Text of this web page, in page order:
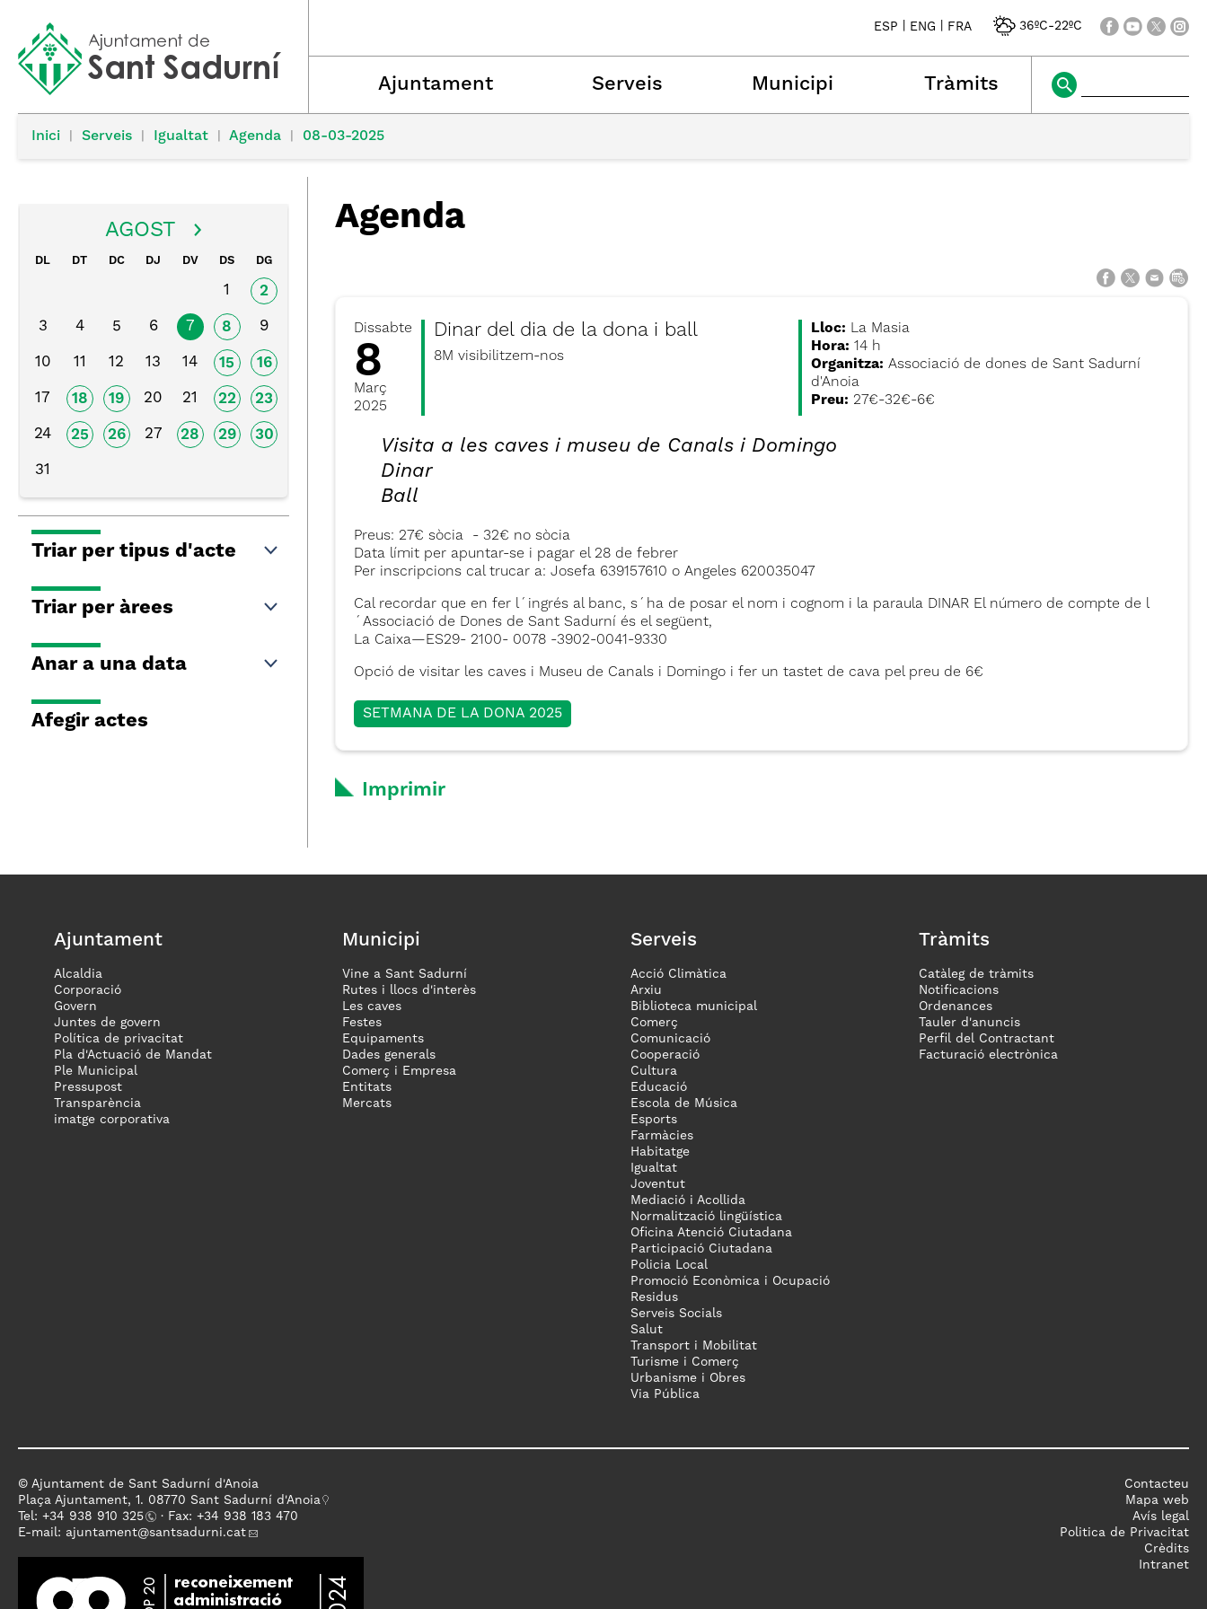
ESP ENG FRA 36ºC-22ºC
Ajuntament Serveis Municipi Tràmits
Inici Serveis Igualtat Agenda 08-03-2025
AGOST
DL DT DC DJ DV DS DG
1 2
3 4 5 6 7 8 9
10 11 12 13 14 15 16
17 18 19 20 21 22 23
24 25 26 27 28 29 30
31
Triar per tipus d'acte
Triar per àrees
Anar a una data
Afegir actes
Agenda
Dissabte
8
Març
2025
Dinar del dia de la dona i ball
8M visibilitzem-nos
Lloc: La Masia
Hora: 14 h
Organitza: Associació de dones de Sant Sadurní
d'Anoia
Preu: 27€-32€-6€
Visita a les caves i museu de Canals i Domingo
Dinar
Ball
Preus: 27€ sòcia - 32€ no sòcia
Data límit per apuntar-se i pagar el 28 de febrer
Per inscripcions cal trucar a: Josefa 639157610 o Angeles 620035047
Cal recordar que en fer l´ingrés al banc, s´ha de posar el nom i cognom i la paraula DINAR El número de compte de l
´Associació de Dones de Sant Sadurní és el següent,
La Caixa—ES29- 2100- 0078 -3902-0041-9330
Opció de visitar les caves i Museu de Canals i Domingo i fer un tastet de cava pel preu de 6€
SETMANA DE LA DONA 2025
Imprimir
Ajuntament
Alcaldia
Corporació
Govern
Juntes de govern
Política de privacitat
Pla d'Actuació de Mandat
Ple Municipal
Pressupost
Transparència
imatge corporativa
Municipi
Vine a Sant Sadurní
Rutes i llocs d'interès
Les caves
Festes
Equipaments
Dades generals
Comerç i Empresa
Entitats
Mercats
Serveis
Acció Climàtica
Arxiu
Biblioteca municipal
Comerç
Comunicació
Cooperació
Cultura
Educació
Escola de Música
Esports
Farmàcies
Habitatge
Igualtat
Joventut
Mediació i Acollida
Normalització lingüística
Oficina Atenció Ciutadana
Participació Ciutadana
Policia Local
Promoció Econòmica i Ocupació
Residus
Serveis Socials
Salut
Transport i Mobilitat
Turisme i Comerç
Urbanisme i Obres
Via Pública
Tràmits
Catàleg de tràmits
Notificacions
Ordenances
Tauler d'anuncis
Perfil del Contractant
Facturació electrònica
© Ajuntament de Sant Sadurní d'Anoia
Plaça Ajuntament, 1. 08770 Sant Sadurní d'Anoia
Tel: +34 938 910 325
· Fax: +34 938 183 470
E-mail: ajuntament@santsadurni.cat
Contacteu
Mapa web
Avís legal
Politica de Privacitat
Crèdits
Intranet